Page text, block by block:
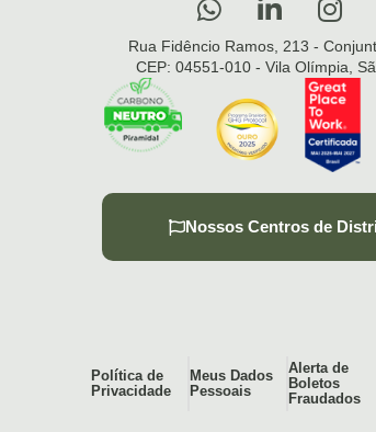
Rua Fidêncio Ramos, 213 -
CEP: 04551-010 - Vila Olímpia,
Nossos Centros de
Política de
Privacidade
Meus Dados
Pessoais
Alerta de
Boletos
Fraudados